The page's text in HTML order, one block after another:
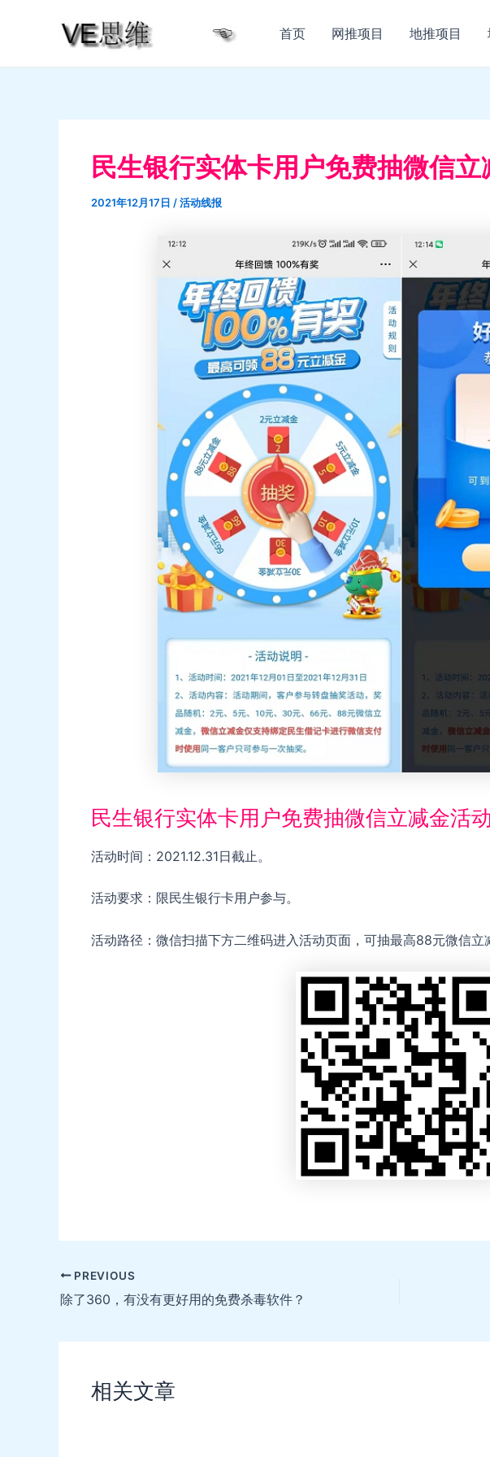
首页 网推项目 地推项目
民生银行实体卡用户免费抽微信立
2021年12月17日 /活动线报
民生银行实体卡用户免费抽微信立减金活
活动时间：2021.12.31日截止。
活动要求：限民生银行卡用户参与。
活动路径：微信扫描下方二维码进入活动页面，可抽最高88元微信立
Post
navigation
PREVIOUS
除了360，有没有更好用的免费杀毒软件？
相关文章